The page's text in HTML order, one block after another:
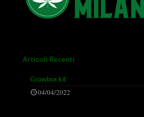
Articoli Recenti
Growbox kit
04/04/2022